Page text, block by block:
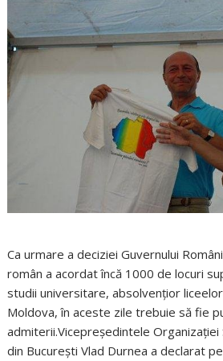
Ca urmare a deciziei Guvernului
român a acordat încă 1000 de locuri
studii universitare, absolvenţior
Moldova, în aceste zile trebuie să fie
admiterii.Vicepreşedintele
din Bucureşti Vlad Durnea a declarat